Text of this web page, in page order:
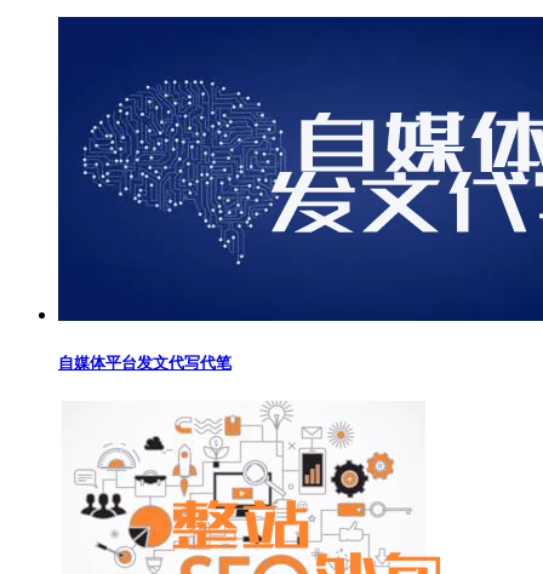
自媒体平台发文代写代笔